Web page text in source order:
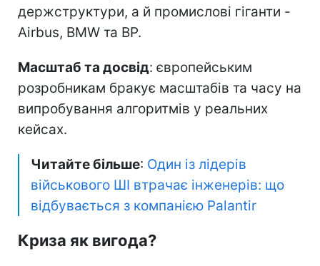
держструктури, а й промислові гіганти -
Airbus, BMW та BP.
Масштаб та досвід: європейським
розробникам бракує масштабів та часу на
випробування алгоритмів у реальних
кейсах.
Читайте більше: Один із лідерів
військового ШІ втрачає інженерів: що
відбувається з компанією Palantir
Криза як вигода?